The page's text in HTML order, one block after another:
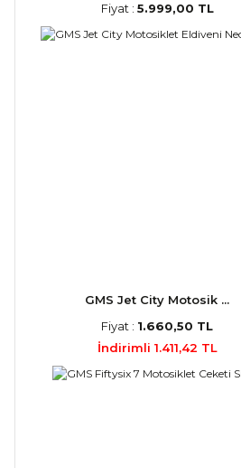
Fiyat : 5.999,00 TL
GMS Jet City Motosik ...
Fiyat : 1.660,50 TL
İndirimli 1.411,42 TL